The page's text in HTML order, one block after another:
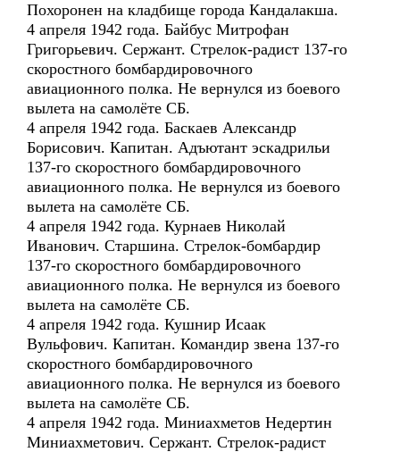
Похоронен на кладбище города Кандалакша.
4 апреля 1942 года. Байбус Митрофан
Григорьевич. Сержант. Стрелок-радист 137-го
скоростного бомбардировочного
авиационного полка. Не вернулся из боевого
вылета на самолёте СБ.
4 апреля 1942 года. Баскаев Александр
Борисович. Капитан. Адъютант эскадрильи
137-го скоростного бомбардировочного
авиационного полка. Не вернулся из боевого
вылета на самолёте СБ.
4 апреля 1942 года. Курнаев Николай
Иванович. Старшина. Стрелок-бомбардир
137-го скоростного бомбардировочного
авиационного полка. Не вернулся из боевого
вылета на самолёте СБ.
4 апреля 1942 года. Кушнир Исаак
Вульфович. Капитан. Командир звена 137-го
скоростного бомбардировочного
авиационного полка. Не вернулся из боевого
вылета на самолёте СБ.
4 апреля 1942 года. Миниахметов Недертин
Миниахметович. Сержант. Стрелок-радист